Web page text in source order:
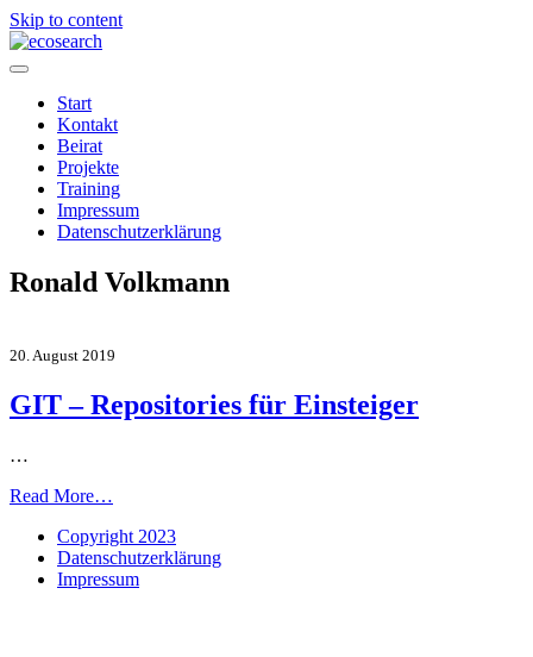
Skip to content
Start
Kontakt
Beirat
Projekte
Training
Impressum
Datenschutzerklärung
Ronald Volkmann
20. August 2019
GIT – Repositories für Einsteiger
…
Read More…
Copyright 2023
Datenschutzerklärung
Impressum